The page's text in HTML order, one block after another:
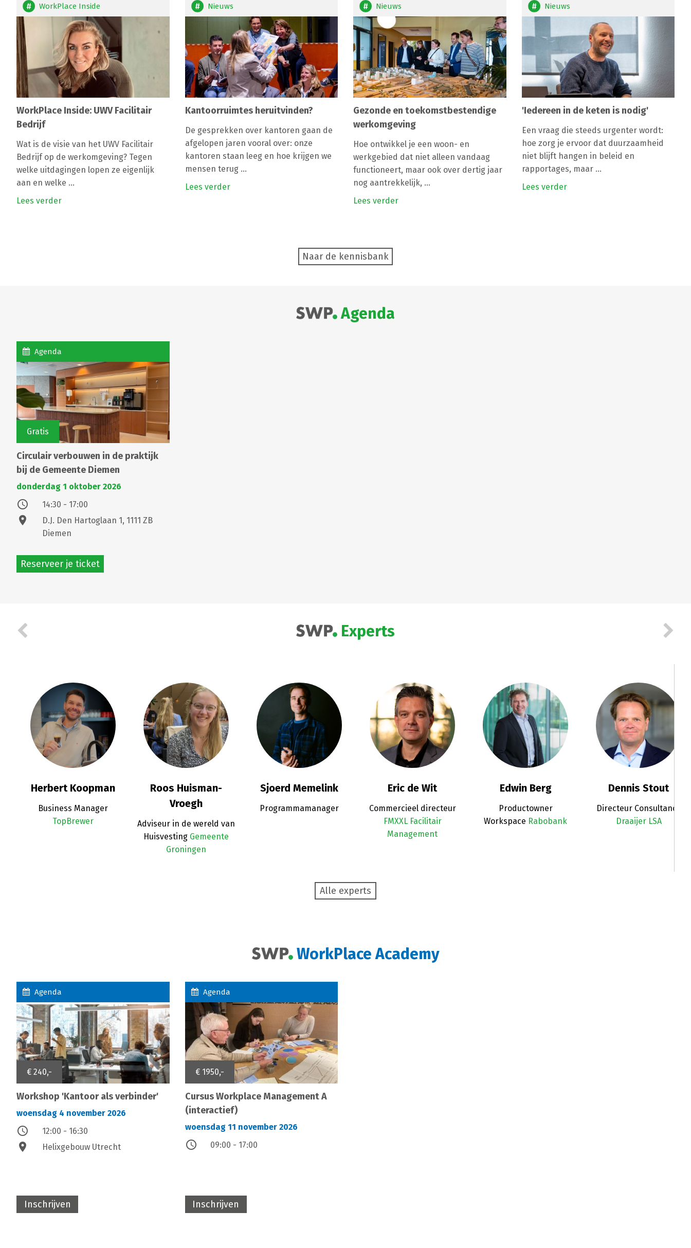
WorkPlace Inside
WorkPlace Inside: UWV Facilitair
Bedrijf
Wat is de visie van het UWV Facilitair
Bedrijf op de werkomgeving? Tegen
welke uitdagingen lopen ze eigenlijk
aan en welke ...
Lees verder
Nieuws
Kantoorruimtes heruitvinden?
De gesprekken over kantoren gaan de
afgelopen jaren vooral over: onze
kantoren staan leeg en hoe krijgen we
mensen terug ...
Lees verder
Nieuws
Gezonde en toekomstbestendige
werkomgeving
Hoe ontwikkel je een woon- en
werkgebied dat niet alleen vandaag
functioneert, maar ook over dertig jaar
nog aantrekkelijk, ...
Lees verder
Nieuws
'Iedereen in de keten is nodig'
Een vraag die steeds urgenter wordt:
hoe zorg je ervoor dat duurzaamheid
niet blijft hangen in beleid en
rapportages, maar ...
Lees verder
Naar de kennisbank
Agenda
Agenda
Gratis
Circulair verbouwen in de praktijk
bij de Gemeente Diemen
donderdag 1 oktober 2026
access_time 14:30 - 17:00
location_on
D.J. Den Hartoglaan 1, 1111 ZB
Diemen
Reserveer je ticket
Experts
Herbert Koopman
Business Manager
TopBrewer
Roos Huisman-
Vroegh
Adviseur in de wereld van
Huisvesting Gemeente
Groningen
Sjoerd Memelink
Programmamanager
Eric de Wit
Commercieel directeur
FMXXL Facilitair
Management
Edwin Berg
Productowner
Workspace Rabobank
Dennis Stout
Directeur Consultancy
Draaijer LSA
Alle experts
WorkPlace Academy
Agenda
€ 240,-
Workshop 'Kantoor als verbinder'
woensdag 4 november 2026
access_time 12:00 - 16:30
location_on Helixgebouw Utrecht
Inschrijven
Agenda
€ 1950,-
Cursus Workplace Management A
(interactief)
woensdag 11 november 2026
access_time 09:00 - 17:00
Inschrijven